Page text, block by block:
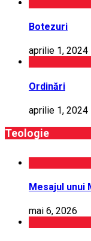
Botezuri
aprilie 1, 2024
Ordinări
aprilie 1, 2024
Teologie
Mesajul unui
mai 6, 2026